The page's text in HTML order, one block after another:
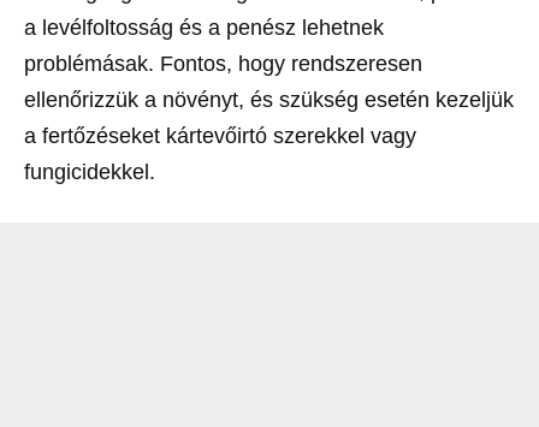
a levélfoltosság és a penész lehetnek
problémásak. Fontos, hogy rendszeresen
ellenőrizzük a növényt, és szükség esetén kezeljük
a fertőzéseket kártevőirtó szerekkel vagy
fungicidekkel.